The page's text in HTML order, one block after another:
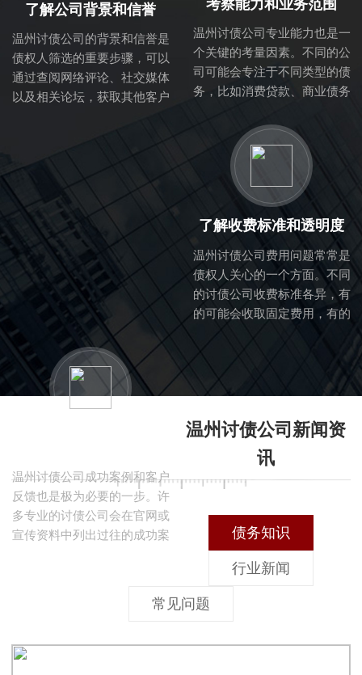
了解公司背景和信誉
温州讨债公司的背景和信誉是
债权人筛选的重要步骤，可以
通过查阅网络评论、社交媒体
以及相关论坛，获取其他客户
碑，拥有成熟的业务流程与专
考察能力和业务范围
温州讨债公司专业能力也是一
个关键的考量因素。不同的公
司可能会专注于不同类型的债
务，比如消费贷款、商业债务
范围与专业能力，可以帮助你
判断他们是否适合处理你的具
体债务问题。
了解收费标准和透明度
温州讨债公司费用问题常常是
债权人关心的一个方面。不同
的讨债公司收费标准各异，有
的可能会收取固定费用，有的
至关重要。透明的收费体系能
同时避免后续可能出现的隐性
费用纠纷。
温州讨债公司成功案例和客户
反馈也是极为必要的一步。许
多专业的讨债公司会在官网或
宣传资料中列出过往的成功案
听取他们的真实反馈，对你做
温州讨债公司新闻资
讯
债务知识
行业新闻
常见问题